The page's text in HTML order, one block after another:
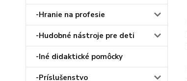
-Hranie na profesie
-Hudobné nástroje pre deti
-Iné didaktické pomôcky
-Príslušenstvo